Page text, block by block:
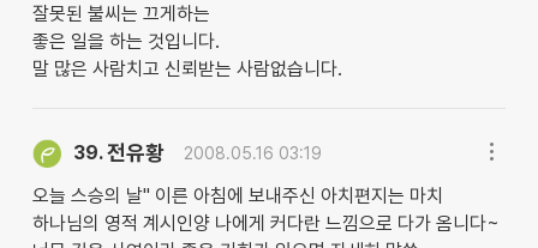
잘못된 불씨는 끄게하는
좋은 일을 하는 것입니다.
말 많은 사람치고 신뢰받는 사람없습니다.
39.전유황 2008.05.16 03:19
오늘 스승의 날" 이른 아침에 보내주신 아치편지는 마치
하나님의 영적 계시인양 나에게 커다란 느낌으로 다가 옴니다~